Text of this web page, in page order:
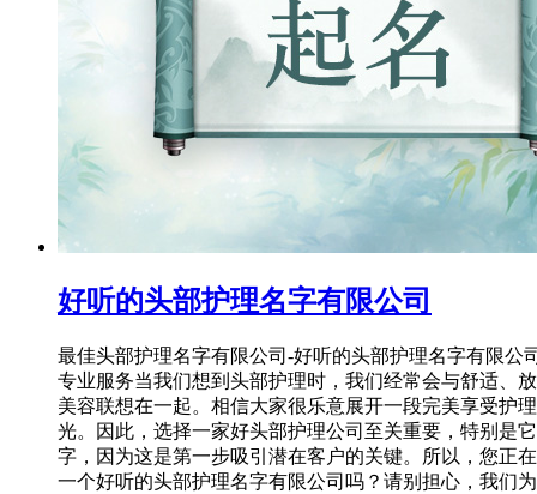
好听的头部护理名字有限公司
最佳头部护理名字有限公司-好听的头部护理名字有限公
专业服务当我们想到头部护理时，我们经常会与舒适、
美容联想在一起。相信大家很乐意展开一段完美享受护
光。因此，选择一家好头部护理公司至关重要，特别是
字，因为这是第一步吸引潜在客户的关键。所以，您正
一个好听的头部护理名字有限公司吗？请别担心，我们